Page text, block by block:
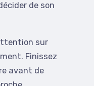
de son
sur
Finissez
avant de